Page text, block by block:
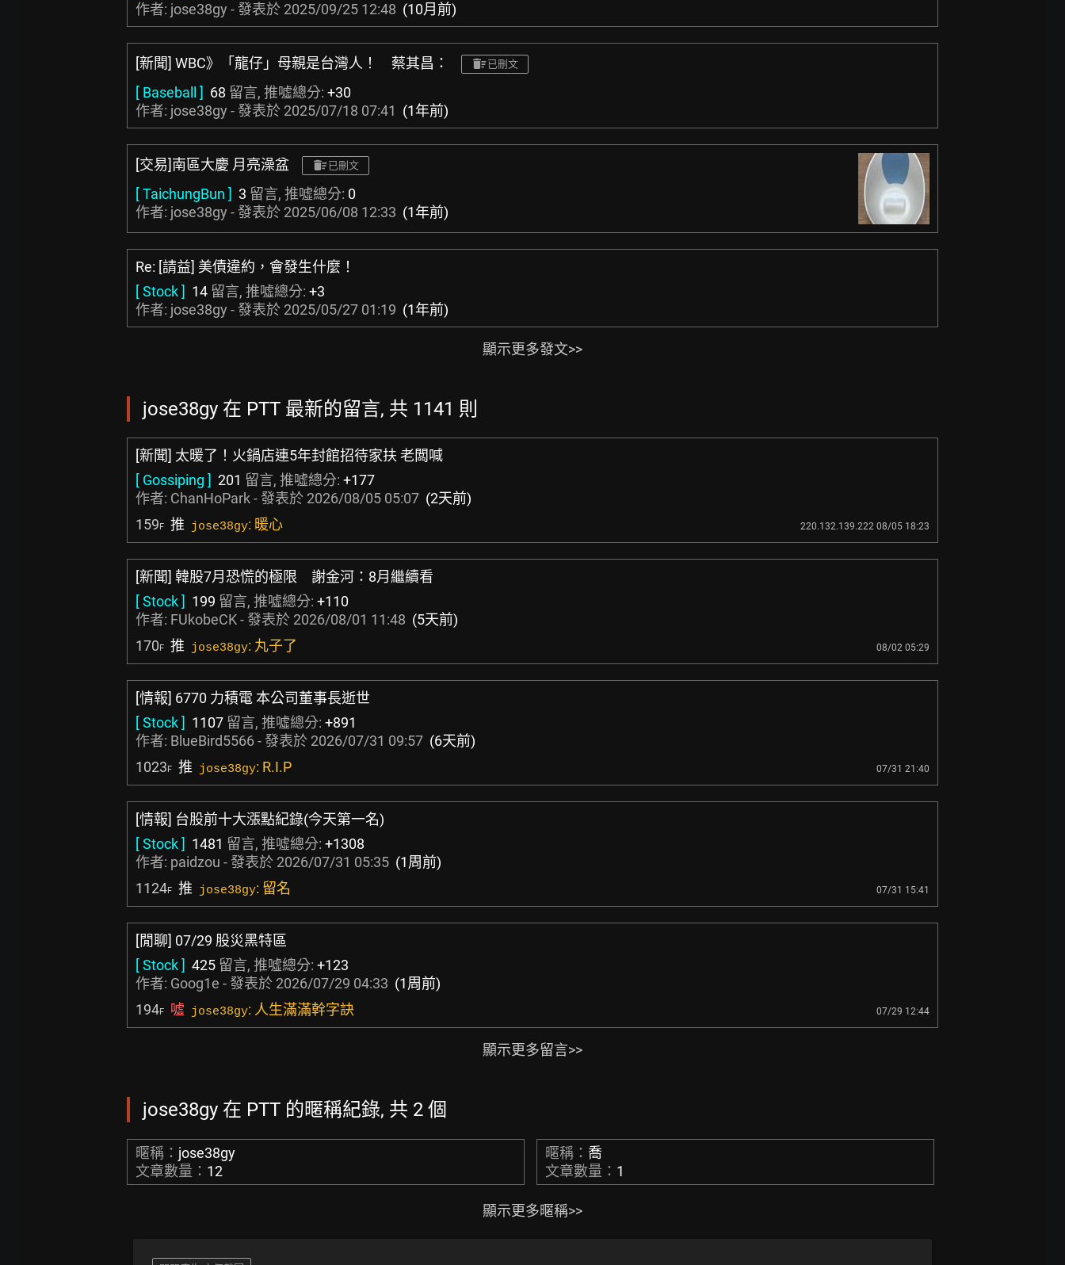
作者: jose38gy - 發表於 2025/09/25 12:48 (10月前)
[新聞] WBC》「龍仔」母親是台灣人！ 蔡其昌： 已刪文
[ Baseball ] 68 留言, 推噓總分: +30
作者: jose38gy - 發表於 2025/07/18 07:41 (1年前)
[交易]南區大慶 月亮澡盆 已刪文
[ TaichungBun ] 3 留言, 推噓總分: 0
作者: jose38gy - 發表於 2025/06/08 12:33 (1年前)
Re: [請益] 美債違約，會發生什麼！
[ Stock ] 14 留言, 推噓總分: +3
作者: jose38gy - 發表於 2025/05/27 01:19 (1年前)
顯示更多發文>>
jose38gy 在 PTT 最新的留言, 共 1141 則
[新聞] 太暖了！火鍋店連5年封館招待家扶 老闆喊
[ Gossiping ] 201 留言, 推噓總分: +177
作者: ChanHoPark- 發表於 2026/08/05 05:07 (2天前)
159F 推 jose38gy: 暖心 220.132.139.222 08/05 18:23
[新聞] 韓股7月恐慌的極限 謝金河：8月繼續看
[ Stock ] 199 留言, 推噓總分: +110
作者: FUkobeCK- 發表於 2026/08/01 11:48 (5天前)
170F 推 jose38gy: 丸子了 08/02 05:29
[情報] 6770 力積電 本公司董事長逝世
[ Stock ] 1107 留言, 推噓總分: +891
作者: BlueBird5566- 發表於 2026/07/31 09:57 (6天前)
1023F 推 jose38gy: R.I.P 07/31 21:40
[情報] 台股前十大漲點紀錄(今天第一名)
[ Stock ] 1481 留言, 推噓總分: +1308
作者: paidzou - 發表於 2026/07/31 05:35 (1周前)
1124F 推 jose38gy: 留名 07/31 15:41
[閒聊] 07/29 股災黑特區
[ Stock ] 425 留言, 推噓總分: +123
作者: Goog1e - 發表於 2026/07/29 04:33 (1周前)
194F 噓 jose38gy: 人生滿滿幹字訣 07/29 12:44
顯示更多留言>>
jose38gy 在 PTT 的暱稱紀錄, 共 2 個
暱稱： jose38gy
文章數量： 12
暱稱： 喬
文章數量： 1
顯示更多暱稱>>